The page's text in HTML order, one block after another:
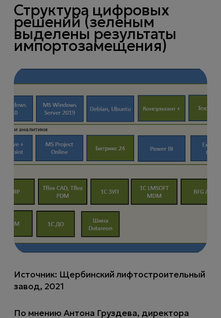
Структура цифровых
решений (зеленым
выделены результаты
импортозамещения)
Источник: Щербинский лифтостроительный
завод, 2021
По мнению Антона Груздева, директора